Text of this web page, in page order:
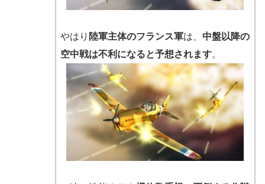
やはり 陸軍主体のフランス軍は、 中盤以降の
空中戦は不利になると予想されます。